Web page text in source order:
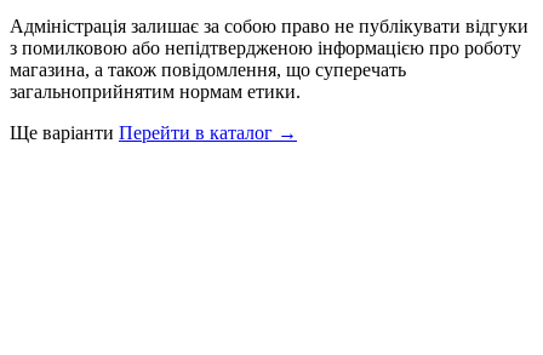
Адміністрація залишає за собою право не публікувати відгуки
з помилковою або непідтвердженою інформацією про роботу
магазина, а також повідомлення, що суперечать
загальноприйнятим нормам етики.
Ще варіанти Перейти в каталог →